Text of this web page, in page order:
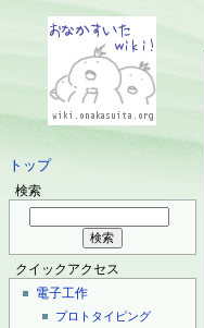
トップ
検索
クイックアクセス
電子工作
プロトタイピング